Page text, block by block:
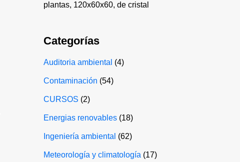
plantas, 120x60x60, de cristal
Categorías
Auditoria ambiental (4)
Contaminación (54)
CURSOS (2)
Energias renovables (18)
Ingeniería ambiental (62)
Meteorología y climatología (17)